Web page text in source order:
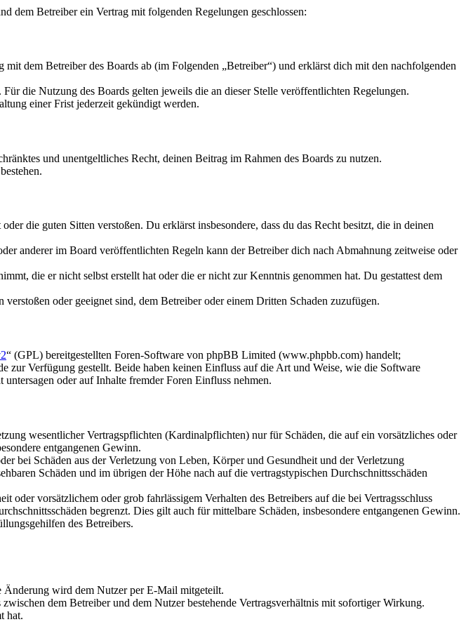
Betreiber ein Vertrag mit folgenden Regelungen geschlossen:
dem Betreiber des Boards ab (im Folgenden „Betreiber“) und erklärst dich mit den nachfolgenden
die Nutzung des Boards gelten jeweils die an dieser Stelle veröffentlichten Regelungen.
einer Frist jederzeit gekündigt werden.
und unentgeltliches Recht, deinen Beitrag im Rahmen des Boards zu nutzen.
die guten Sitten verstoßen. Du erklärst insbesondere, dass du das Recht besitzt, die in deinen
anderer im Board veröffentlichten Regeln kann der Betreiber dich nach Abmahnung zeitweise oder
die er nicht selbst erstellt hat oder die er nicht zur Kenntnis genommen hat. Du gestattest dem
oder geeignet sind, dem Betreiber oder einem Dritten Schaden zuzufügen.
“ (GPL) bereitgestellten Foren-Software von phpBB Limited (www.phpbb.com) handelt;
zur Verfügung gestellt. Beide haben keinen Einfluss auf die Art und Weise, wie die Software
oder auf Inhalte fremder Foren Einfluss nehmen.
wesentlicher Vertragspflichten (Kardinalpflichten) nur für Schäden, die auf ein vorsätzliches oder
entgangenen Gewinn.
bei Schäden aus der Verletzung von Leben, Körper und Gesundheit und der Verletzung
Schäden und im übrigen der Höhe nach auf die vertragstypischen Durchschnittsschäden
vorsätzlichem oder grob fahrlässigem Verhalten des Betreibers auf die bei Vertragsschluss
begrenzt. Dies gilt auch für mittelbare Schäden, insbesondere entgangenen Gewinn.
des Betreibers.
Änderung wird dem Nutzer per E-Mail mitgeteilt.
dem Betreiber und dem Nutzer bestehende Vertragsverhältnis mit sofortiger Wirkung.
hat.